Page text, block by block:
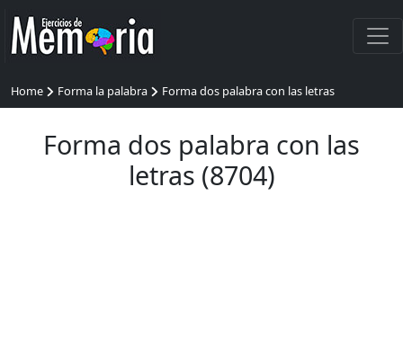
Home Forma la palabra Forma dos palabra con las letras
Forma dos palabra con las
letras (8704)